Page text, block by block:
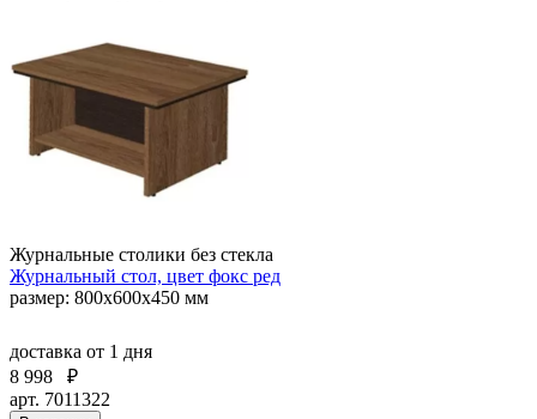
Журнальные столики без стекла
Журнальный стол, цвет фокс ред
размер: 800х600х450 мм
доставка от 1 дня
8 998
₽
арт. 7011322